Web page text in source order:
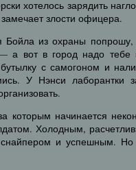
хотелось зарядить
злости офицера.
из охраны попрошу,
а вот в город надо тебе
с самогоном и
У Нэнси лаборантки
которым начинается
Холодным,
и успешным. Но